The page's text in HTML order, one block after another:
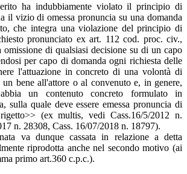
ha indubbiamente violato il principio di
il vizio di omessa pronuncia su una domanda
che integra una violazione del principio di
pronunciato ex art. 112 cod. proc. civ.,
di qualsiasi decisione su di un capo
per capo di domanda ogni richiesta delle
l'attuazione in concreto di una volontà di
un bene all'attore o al convenuto e, in genere,
un contenuto concreto formulato in
sulla quale deve essere emessa pronuncia di
(ex multis, vedi Cass.16/5/2012 n.
n. 28308, Cass. 16/07/2018 n. 18797).
va dunque cassata in relazione a detta
riprodotta anche nel secondo motivo (ai
primo art.360 c.p.c.).